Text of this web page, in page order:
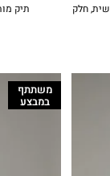
אישית, חלק תיק
משתתף
במבצע